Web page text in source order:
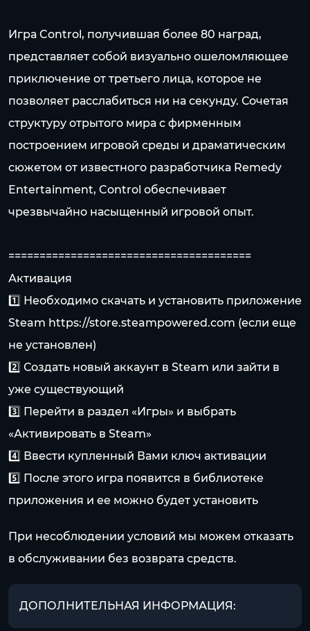
Игра Control, получившая более 80 наград,
представляет собой визуально ошеломляющее
приключение от третьего лица, которое не
позволяет расслабиться ни на секунду. Сочетая
структуру отрытого мира с фирменным
построением игровой среды и драматическим
сюжетом от известного разработчика Remedy
Entertainment, Control обеспечивает
чрезвычайно насыщенный игровой опыт.
=======================================
Активация
1️⃣ Необходимо скачать и установить приложение
Steam https://store.steampowered.com (если еще
не установлен)
2️⃣ Создать новый аккаунт в Steam или зайти в
уже существующий
3️⃣ Перейти в раздел «Игры» и выбрать
«Активировать в Steam»
4️⃣ Ввести купленный Вами ключ активации
5️⃣ После этого игра появится в библиотеке
приложения и ее можно будет установить
При несоблюдении условий мы можем отказать
в обслуживании без возврата средств.
ДОПОЛНИТЕЛЬНАЯ ИНФОРМАЦИЯ: